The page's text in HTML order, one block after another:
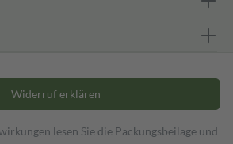
Widerruf erklären
lesen Sie die Packungsbeilage und